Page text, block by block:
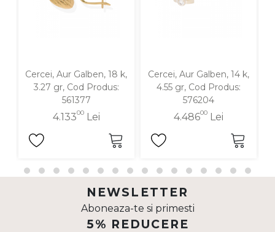
Cercei, Aur Galben, 18 k,
3.27 gr, Cod Produs:
561377
4.13300Lei
Cercei, Aur Galben, 14 k,
4.55 gr, Cod Produs:
576204
4.48600Lei
NEWSLETTER
Aboneaza-te si primesti
5% REDUCERE